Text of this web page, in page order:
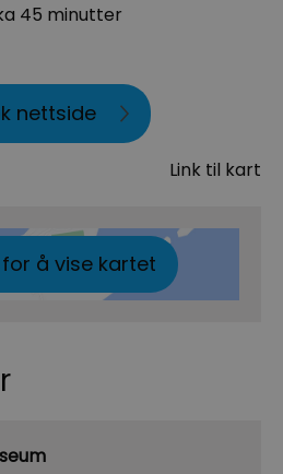
45 minutter
nettside
Link til kart
for å vise kartet